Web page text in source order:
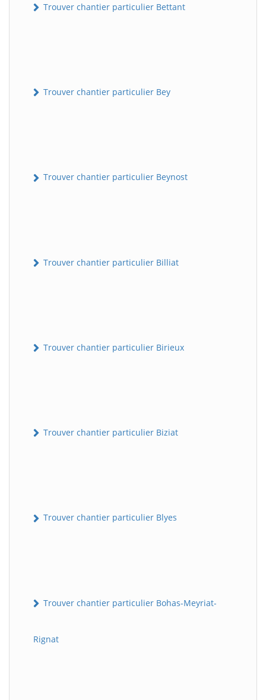
Trouver chantier particulier Bettant
Trouver chantier particulier Bey
Trouver chantier particulier Beynost
Trouver chantier particulier Billiat
Trouver chantier particulier Birieux
Trouver chantier particulier Biziat
Trouver chantier particulier Blyes
Trouver chantier particulier Bohas-Meyriat-
Rignat